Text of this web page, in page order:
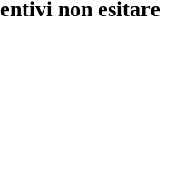
non esitare